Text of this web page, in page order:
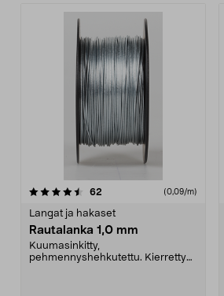
62 (0,09/m)
Langat ja hakaset
Rautalanka 1,0 mm
Kuumasinkitty,
pehmennyshehkutettu. Kierretty
4.5 viidestä